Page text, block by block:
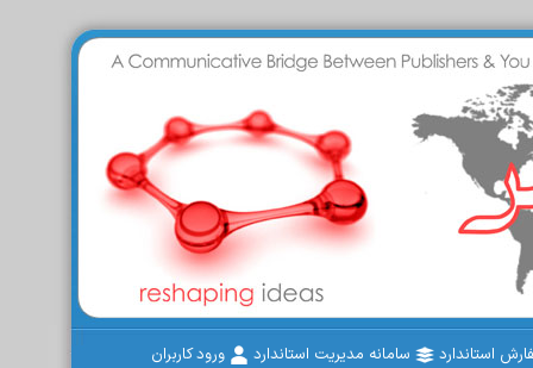
استاندارد سامانه مدیریت استاندارد ورود کاربران